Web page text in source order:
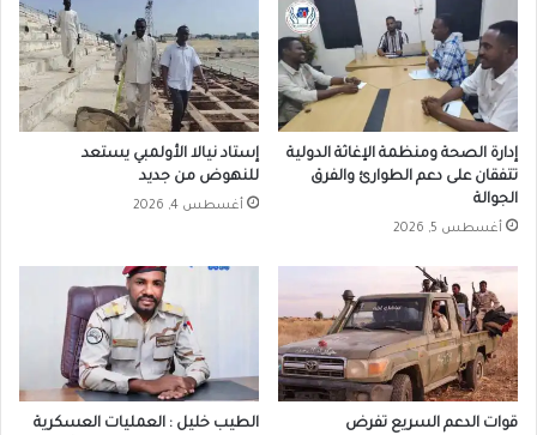
إدارة الصحة ومنظمة الإغاثة الدولية
تتفقان على دعم الطوارئ والفرق
الجوالة
أغسطس 5, 2026
إستاد نيالا الأولمبي يستعد
للنهوض من جديد
أغسطس 4, 2026
قوات الدعم السريع تفرض
الطيب خليل : العمليات العسكرية